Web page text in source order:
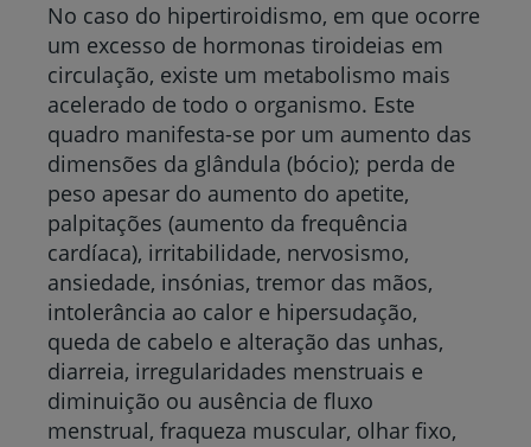
No caso do hipertiroidismo, em que ocorre
um excesso de hormonas tiroideias em
circulação, existe um metabolismo mais
acelerado de todo o organismo. Este
quadro manifesta-se por um aumento das
dimensões da glândula (bócio); perda de
peso apesar do aumento do apetite,
palpitações (aumento da frequência
cardíaca), irritabilidade, nervosismo,
ansiedade, insónias, tremor das mãos,
intolerância ao calor e hipersudação,
queda de cabelo e alteração das unhas,
diarreia, irregularidades menstruais e
diminuição ou ausência de fluxo
menstrual, fraqueza muscular, olhar fixo,